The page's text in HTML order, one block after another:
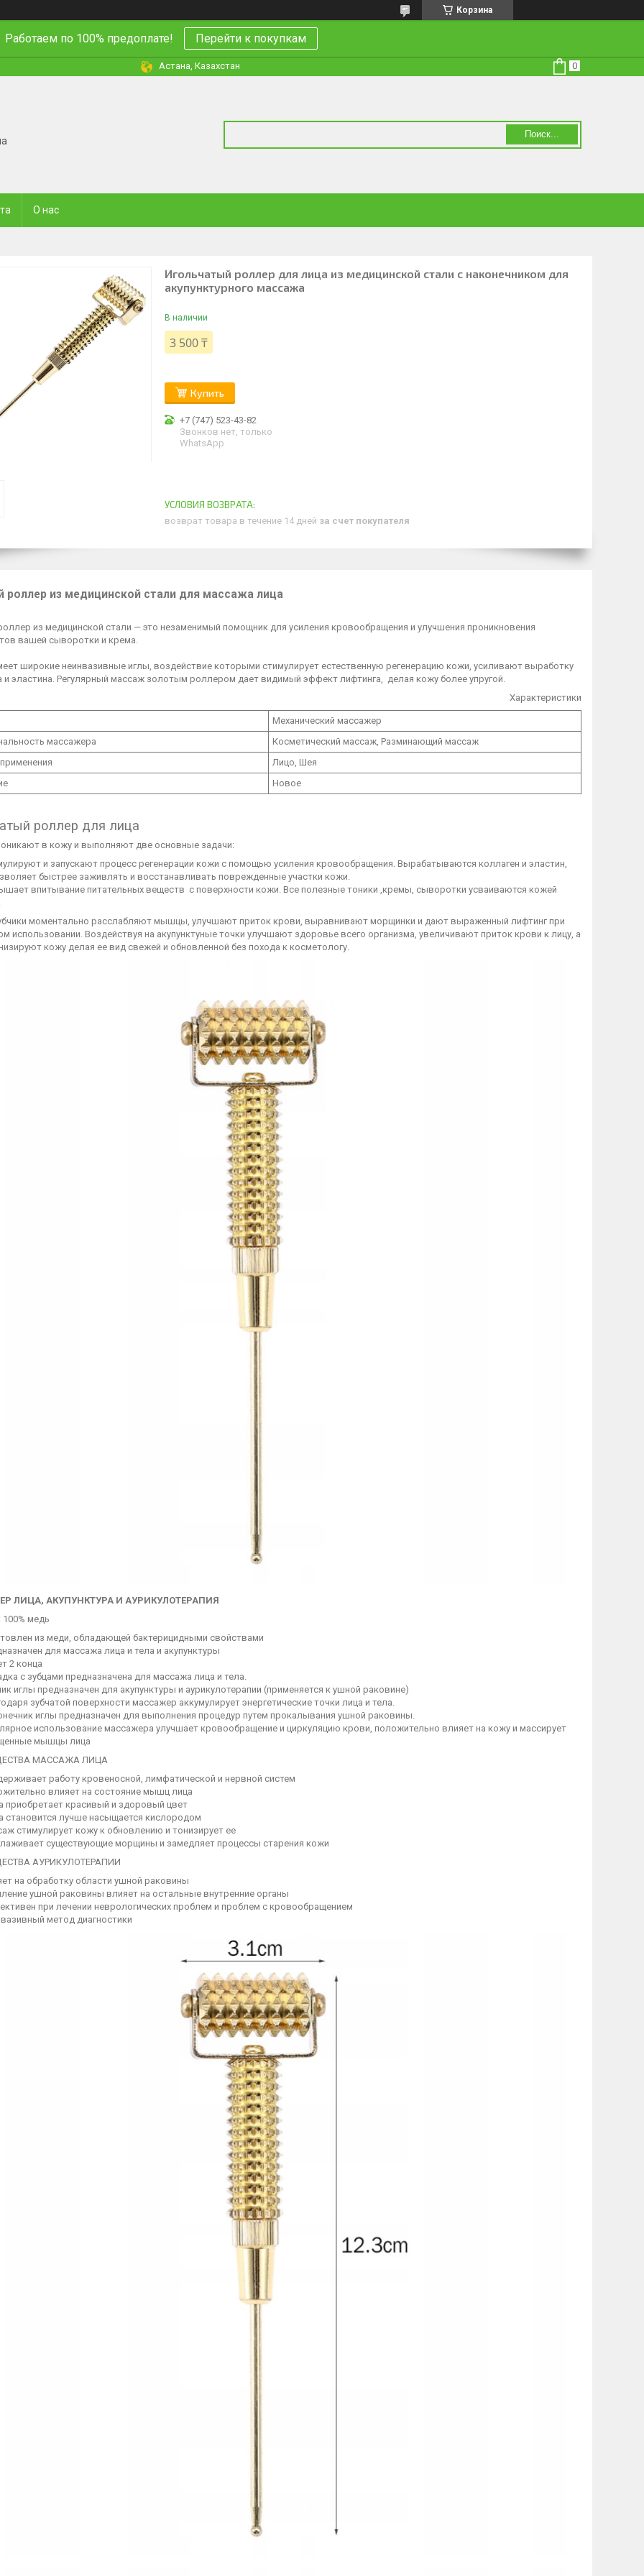
Корзина
Работаем по 100% предоплате! Перейти к покупкам
Астана, Казахстан
Поиск...
О нас
Игольчатый роллер для лица из медицинской стали с наконечником для
акупунктурного массажа
В наличии
3 500 ₸
Купить
+7 (747) 523-43-82
Звонков нет, только
WhatsApp
возврат товара в течение 14 дней за счет покупателя
роллер из медицинской стали для массажа лица
из медицинской стали — это незаменимый помощник для усиления кровообращения и улучшения проникновения
вашей сыворотки и крема.
широкие неинвазивные иглы, воздействие которыми стимулирует естественную регенерацию кожи, усиливают выработку
и эластина. Регулярный массаж золотым роллером дает видимый эффект лифтинга, делая кожу более упругой.
Характеристики
Механический массажер
массажера
Косметический массаж, Разминающий массаж
Лицо, Шея
Новое
роллер для лица
в кожу и выполняют две основные задачи:
и запускают процесс регенерации кожи с помощью усиления кровообращения. Вырабатываются коллаген и эластин,
быстрее заживлять и восстанавливать поврежденные участки кожи.
впитывание питательных веществ с поверхности кожи. Все полезные тоники ,кремы, сыворотки усваиваются кожей
моментально расслабляют мышцы, улучшают приток крови, выравнивают морщинки и дают выраженный лифтинг при
использовании. Воздействуя на акупунктуные точки улучшают здоровье всего организма, увеличивают приток крови к лицу, а
кожу делая ее вид свежей и обновленной без похода к косметологу.
ЛИЦА, АКУПУНКТУРА И АУРИКУЛОТЕРАПИЯ
медь
из меди, обладающей бактерицидными свойствами
для массажа лица и тела и акупунктуры
2 конца
с зубцами предназначена для массажа лица и тела.
иглы предназначен для акупунктуры и аурикулотерапии (применяется к ушной раковине)
зубчатой поверхности массажер аккумулирует энергетические точки лица и тела.
иглы предназначен для выполнения процедур путем прокалывания ушной раковины.
использование массажера улучшает кровообращение и циркуляцию крови, положительно влияет на кожу и массирует
мышцы лица
МАССАЖА ЛИЦА
работу кровеносной, лимфатической и нервной систем
влияет на состояние мышц лица
приобретает красивый и здоровый цвет
становится лучше насыщается кислородом
стимулирует кожу к обновлению и тонизирует ее
существующие морщины и замедляет процессы старения кожи
АУРИКУЛОТЕРАПИИ
на обработку области ушной раковины
ушной раковины влияет на остальные внутренние органы
при лечении неврологических проблем и проблем с кровообращением
метод диагностики